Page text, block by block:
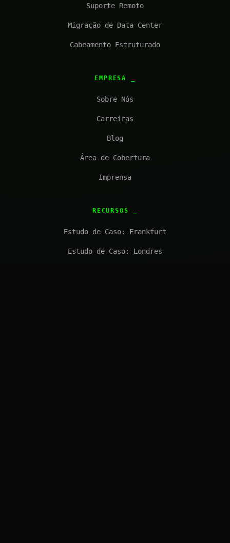
Suporte Remoto
Migração de Data Center
Cabeamento Estruturado
EMPRESA
Sobre Nós
Carreiras
Blog
Área de Cobertura
Imprensa
RECURSOS
Estudo de Caso: Frankfurt
Estudo de Caso: Londres